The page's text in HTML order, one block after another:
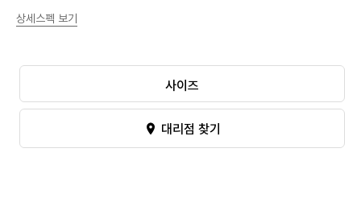
상세스펙 보기
사이즈
대리점 찾기